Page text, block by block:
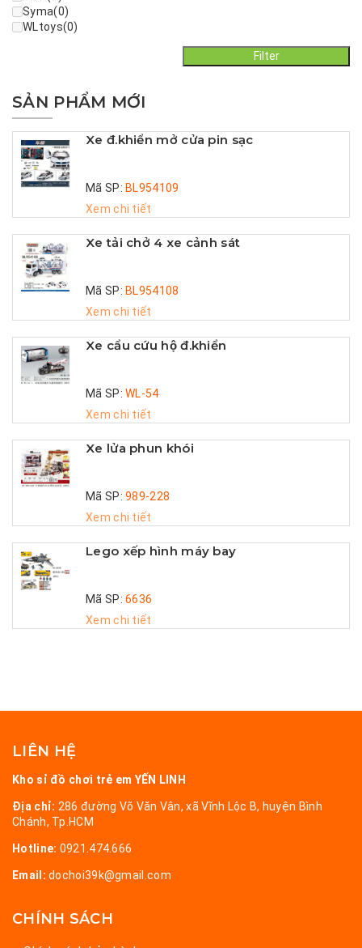
Syma(0)
WLtoys(0)
Filter
SẢN PHẨM MỚI
Xe đ.khiển mở cửa pin sạc
Mã SP: BL954109
Xem chi tiết
Xe tải chở 4 xe cảnh sát
Mã SP: BL954108
Xem chi tiết
Xe cẩu cứu hộ đ.khiển
Mã SP:WL-54
Xem chi tiết
Xe lửa phun khói
Mã SP:989-228
Xem chi tiết
Lego xếp hình máy bay
Mã SP:6636
Xem chi tiết
LIÊN HỆ
Kho sỉ đồ chơi trẻ em YẾN LINH
Địa chỉ: 286 đường Võ Văn Vân, xã Vĩnh Lộc B, huyện Bình
Chánh, Tp.HCM
Hotline: 0921.474.666
Email: dochoi39k@gmail.com
CHÍNH SÁCH